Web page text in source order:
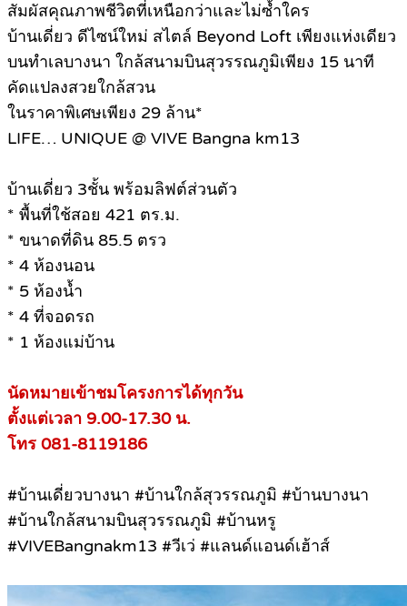
สัมผัสคุณภาพชีวิตที่เหนือกว่าและไม่ซ้ำใคร
บ้านเดี่ยว ดีไซน์ใหม่ สไตล์ Beyond Loft เพียงแห่งเดียว
บนทำเลบางนา ใกล้สนามบินสุวรรณภูมิเพียง 15 นาที
คัดแปลงสวยใกล้สวน
ในราคาพิเศษเพียง 29 ล้าน*
LIFE… UNIQUE @ VIVE Bangna km13
บ้านเดี่ยว 3ชั้น พร้อมลิฟต์ส่วนตัว
* พื้นที่ใช้สอย 421 ตร.ม.
* ขนาดที่ดิน 85.5 ตรว
* 4 ห้องนอน
* 5 ห้องน้ำ
* 4 ที่จอดรถ
* 1 ห้องแม่บ้าน
นัดหมายเข้าชมโครงการได้ทุกวัน
ตั้งแต่เวลา 9.00-17.30 น.
โทร 081-8119186
#บ้านเดี่ยวบางนา #บ้านใกล้สุวรรณภูมิ #บ้านบางนา
#บ้านใกล้สนามบินสุวรรณภูมิ #บ้านหรู
#VIVEBangnakm13 #วีเว่ #แลนด์แอนด์เฮ้าส์